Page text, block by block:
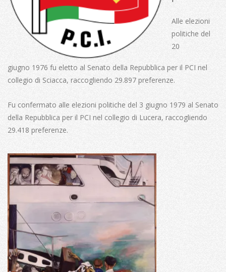
Alle elezioni
politiche del
20
giugno 1976 fu eletto al Senato della Repubblica per il PCI nel
collegio di Sciacca, raccogliendo 29.897 preferenze.
Fu confermato alle elezioni politiche del 3 giugno 1979 al Senato
della Repubblica per il PCI nel collegio di Lucera, raccogliendo
29.418 preferenze.